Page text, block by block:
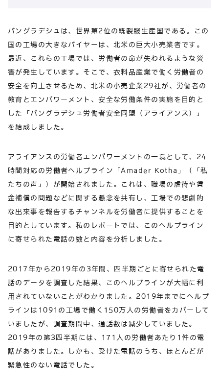
バングラデシュは、世界第2位の既製服生産国である。この
国の工場の大きなバイヤーは、北米の巨大小売業者です。
最近、これらの工場では、労働者の命が失われるような災
害が発生しています。そこで、衣料品産業で働く労働者の
安全を向上させるため、北米の小売企業29社が、労働者の
教育とエンパワーメント、安全な労働条件の実施を目的と
した「バングラデシュ労働者安全同盟（アライアンス）」
を結成しました。
アライアンスの労働者エンパワーメントの一環として、24
時間対応の労働者ヘルプライン「Amader Kotha」（「私
たちの声」）が開始されました。これは、職場の虐待や賃
金補償の問題などに関する懸念を共有し、工場での悲劇的
な出来事を報告するチャンネルを労働者に提供することを
目的としています。私のレポートでは、このヘルプライン
に寄せられた電話の数と内容を分析しました。
2017年から2019年の3年間、四半期ごとに寄せられた電
話のデータを調査した結果、このヘルプラインが大幅に利
用されていないことがわかりました。2019年までにヘルプ
ラインは1091の工場で働く150万人の労働者をカバーして
いましたが、調査期間中、通話数は減少していました。
2019年の第3四半期には、171人の労働者あたり1件の電
話がありました。しかも、受けた電話のうち、ほとんどが
緊急性のない電話でした。